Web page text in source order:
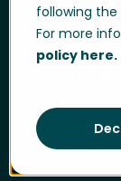
following
For more
policy here.